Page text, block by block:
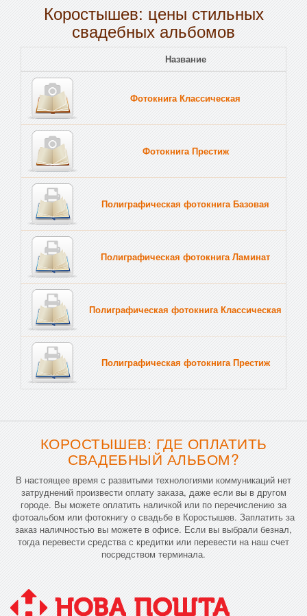
Коростышев: цены стильных
свадебных альбомов
Название
Фотокнига Классическая
Фотокнига Престиж
Полиграфическая фотокнига Базовая
Полиграфическая фотокнига Ламинат
Полиграфическая фотокнига Классическая
Полиграфическая фотокнига Престиж
КОРОСТЫШЕВ: ГДЕ ОПЛАТИТЬ
СВАДЕБНЫЙ АЛЬБОМ?
В настоящее время с развитыми технологиями коммуникаций нет
затруднений произвести оплату заказа, даже если вы в другом
городе. Вы можете оплатить наличкой или по перечислению за
фотоальбом или фотокнигу о свадьбе в Коростышев. Заплатить за
заказ наличностью вы можете в офисе. Если вы выбрали безнал,
тогда перевести средства с кредитки или перевести на наш счет
посредством терминала.